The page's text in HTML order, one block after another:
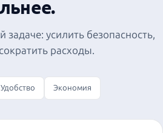
задаче: усилить безопасность,
расходы.
Удобство Экономия